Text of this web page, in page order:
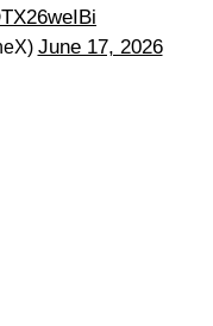
June 17, 2026